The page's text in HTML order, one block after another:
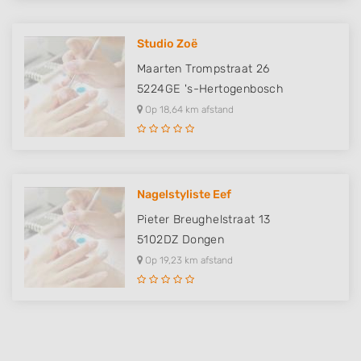
Studio Zoë
Maarten Trompstraat 26
5224GE 's-Hertogenbosch
Op 18,64 km afstand
Nagelstyliste Eef
Pieter Breughelstraat 13
5102DZ Dongen
Op 19,23 km afstand